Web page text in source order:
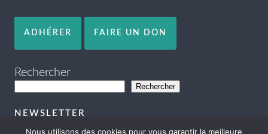
ADHÉRER FAIRE UN DON
Rechercher
Rechercher
NEWSLETTER
Nous utilisons des cookies pour vous garantir la meilleure